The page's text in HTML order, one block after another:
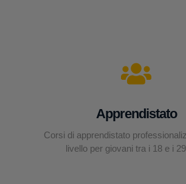
Apprendistato
Corsi di apprendistato
livello per giovani tra i 18 e i